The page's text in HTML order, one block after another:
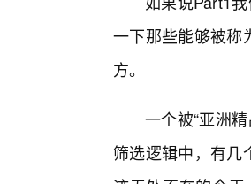
一下那些能够被称
方。
一个被“亚洲
筛选逻辑中，有几